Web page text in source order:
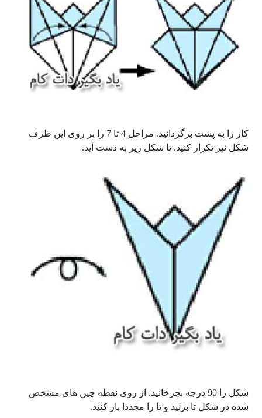
کار را به پشت برگردانید. مراحل 4 تا 7 را بر روی این طرف
شکل نیز تکرار کنید. تا شکل زیر به دست آید.
شکل را 90 درجه بچرخانید. از روی نقطه چین های مشخص
شده در شکل تا بزنید و تا را مجددا باز کنید.